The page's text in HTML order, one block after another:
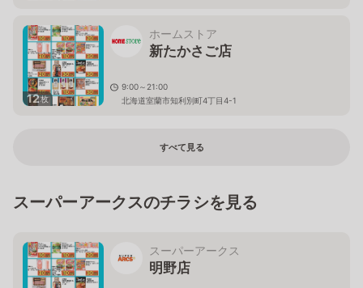
12枚
ホームストア
新たかさご店
9:00～21:00
北海道室蘭市知利別町4丁目4-1
すべて見る
スーパーアークスのチラシを見る
スーパーアークス
明野店